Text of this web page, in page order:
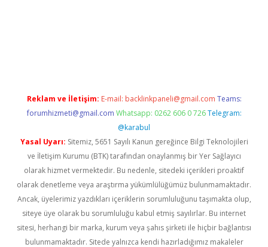
Reklam ve İletişim: E-mail: backlinkpaneli@gmail.com Teams:
forumhizmeti@gmail.com Whatsapp: 0262 606 0 726 Telegram:
@karabul
Yasal Uyarı: Sitemiz, 5651 Sayılı Kanun gereğince Bilgi Teknolojileri
ve İletişim Kurumu (BTK) tarafından onaylanmış bir Yer Sağlayıcı
olarak hizmet vermektedir. Bu nedenle, sitedeki içerikleri proaktif
olarak denetleme veya araştırma yükümlülüğümüz bulunmamaktadır.
Ancak, üyelerimiz yazdıkları içeriklerin sorumluluğunu taşımakta olup,
siteye üye olarak bu sorumluluğu kabul etmiş sayılırlar. Bu internet
sitesi, herhangi bir marka, kurum veya şahıs şirketi ile hiçbir bağlantısı
bulunmamaktadır. Sitede yalnızca kendi hazırladığımız makaleler